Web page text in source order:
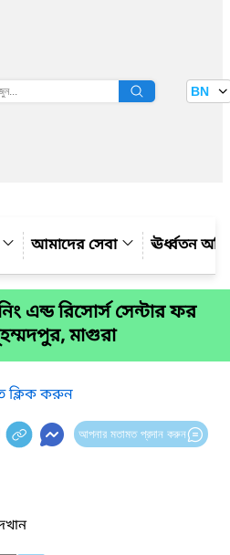
বাতায়ন BN
আমাদের সেবা ঊর্ধ্বতন
এন্ড রিসোর্স সেন্টার ফর
মাগুরা
ক্লিক করুন
আপনার মতামত প্রদান করুন